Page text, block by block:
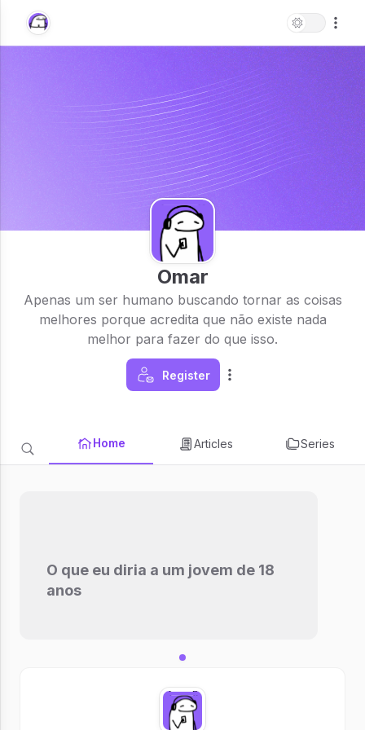
Omar
Apenas um ser humano buscando tornar as coisas
melhores porque acredita que não existe nada
melhor para fazer do que isso.
Register
Home Articles Series
O que eu diria a um jovem de 18
anos